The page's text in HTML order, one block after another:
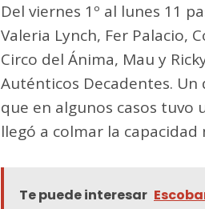
Del viernes 1º al lunes 11
Valeria Lynch, Fer Palacio,
Circo del Ánima, Mau y
Auténticos Decadentes.
que en algunos casos tuvo
llegó a colmar la
Te puede interesar